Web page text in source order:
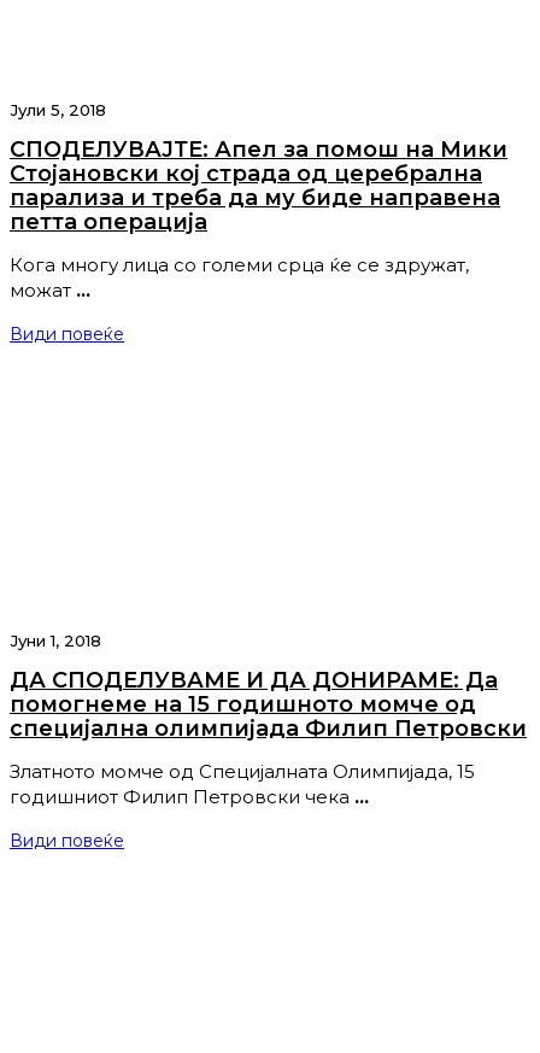
Јули 5, 2018
СПОДЕЛУВАЈТЕ: Апел за помош на Мики
Стојановски кој страда од церебрална
парализа и треба да му биде направена
петта операција
Кога многу лица со големи срца ќе се здружат,
можат …
Види повеќе
Јуни 1, 2018
ДА СПОДЕЛУВАМЕ И ДА ДОНИРАМЕ: Да
помогнеме на 15 годишното момче од
специјална олимпијада Филип Петровски
Златното момче од Специјалната Олимпијада, 15
годишниот Филип Петровски чека …
Види повеќе